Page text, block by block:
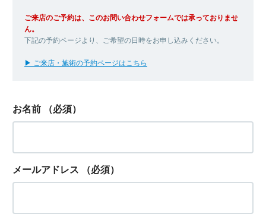
ご来店のご予約は、このお問い合わせフォームでは承っておりませ
ん。
下記の予約ページより、ご希望の日時をお申し込みください。
▶ ご来店・施術の予約ページはこちら
お名前 （必須）
メールアドレス （必須）